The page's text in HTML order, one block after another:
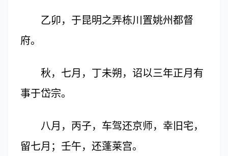
乙卯，于昆明之弄栋川置姚州都督
府。
秋，七月，丁未朔，诏以三年正月有
事于岱宗。
八月，丙子，车驾还京师，幸旧宅，
留七月；壬午，还蓬莱宫。